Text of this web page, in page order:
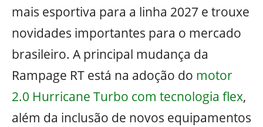
mais esportiva para a linha 2027 e trouxe
novidades importantes para o mercado
brasileiro. A principal mudança da
Rampage RT está na adoção do motor
2.0 Hurricane Turbo com tecnologia flex,
além da inclusão de novos equipamentos